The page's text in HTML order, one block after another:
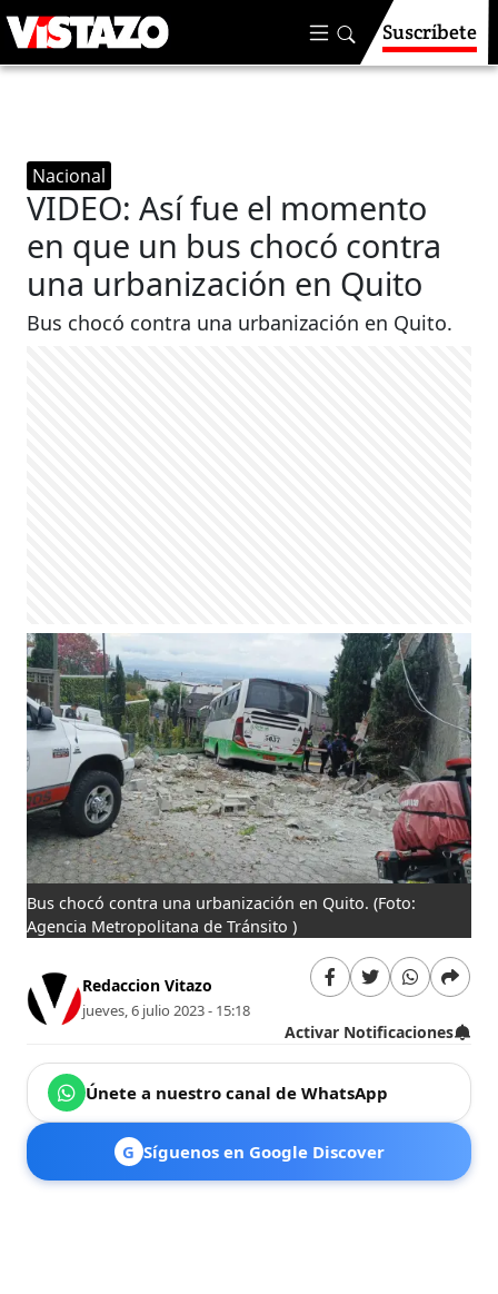
Suscríbete
Nacional
VIDEO: Así fue el momento
en que un bus chocó contra
una urbanización en Quito
Bus chocó contra una urbanización en Quito.
Bus chocó contra una urbanización en Quito. (Foto:
Agencia Metropolitana de Tránsito )
Redaccion Vitazo
jueves, 6 julio 2023 - 15:18
Activar Notificaciones
Únete a nuestro canal de WhatsApp
G Síguenos en Google Discover